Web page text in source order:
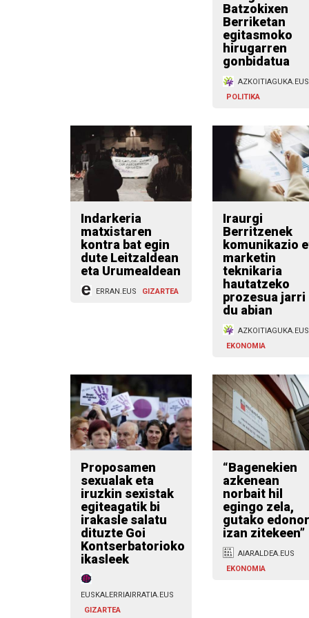
Batzokixen
Berriketan
egitasmoko
hirugarren
gonbidatua
AZKOITIAGUKA.EUS
POLITIKA
Indarkeria
matxistaren
kontra bat egin
dute Leitzaldean
eta Urumealdean
ERRAN.EUS GIZARTEA
Iraurgi
Berritzenek
komunikazio
marketin
teknikaria
hautatzeko
prozesua jarri
du abian
AZKOITIAGUKA.EUS
EKONOMIA
Proposamen
sexualak eta
iruzkin sexistak
egiteagatik bi
irakasle salatu
dituzte Goi
Kontserbatorioko
ikasleek
EUSKALERRIAIRRATIA.EUS
GIZARTEA
“Bagenekien
azkenean
norbait hil
egingo zela,
gutako edonor
izan zitekeen”
AIARALDEA.EUS
EKONOMIA